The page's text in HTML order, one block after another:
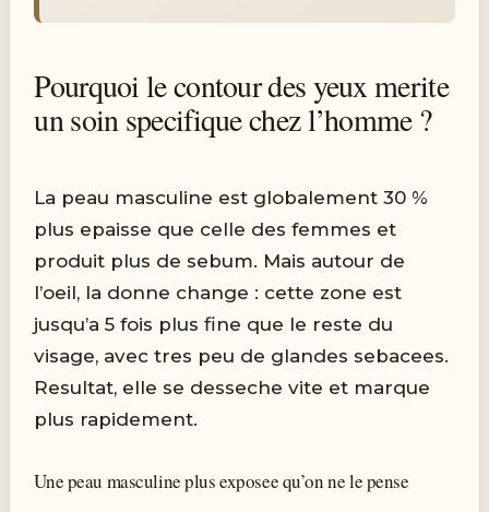
Pourquoi le contour des yeux merite
un soin specifique chez l’homme ?
La peau masculine est globalement 30 %
plus epaisse que celle des femmes et
produit plus de sebum. Mais autour de
l’oeil, la donne change : cette zone est
jusqu’a 5 fois plus fine que le reste du
visage, avec tres peu de glandes sebacees.
Resultat, elle se desseche vite et marque
plus rapidement.
Une peau masculine plus exposee qu’on ne le pense